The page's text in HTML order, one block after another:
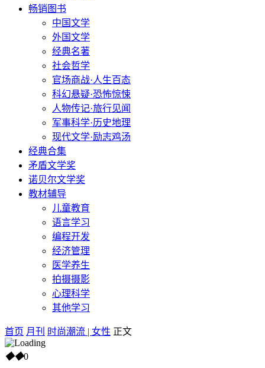
畅销图书
中国文学
外国文学
经典名著
社会哲学
官场商战·人生百态
科幻悬疑·恐怖惊悚
人物传记·旅行见闻
军事科学·历史地理
现代文学·励志鸡汤
经典合集
矛盾文学奖
诺贝尔文学奖
教材辅导
儿童教育
语言学习
编程开发
经济管理
医学养生
拍摄摄影
心理科学
其他学习
首页 月刊 时尚潮流 | 女性 正文
◆◆0